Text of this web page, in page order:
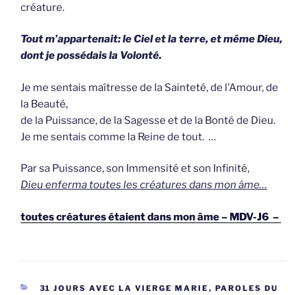
créature.
Tout m’appartenait: le Ciel et la terre, et même Dieu,
dont je possédais la Volonté.
Je me sentais maîtresse de la Sainteté, de l’Amour, de
la Beauté,
de la Puissance, de la Sagesse et de la Bonté de Dieu.
Je me sentais comme la Reine de tout. …
Par sa Puissance, son Immensité et son Infinité,
Dieu enferma toutes les créatures dans mon âme…
toutes créatures étaient dans mon âme – MDV-J6 –
CATEGORIEËN
31 JOURS AVEC LA VIERGE MARIE , PAROLES DU